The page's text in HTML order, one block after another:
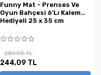
Funny Mat - Prenses Ve
Oyun Bahçesi 6'Lı Kalem
Hediyeli 25 x 35 cm
289,90 TL
244,09 TL